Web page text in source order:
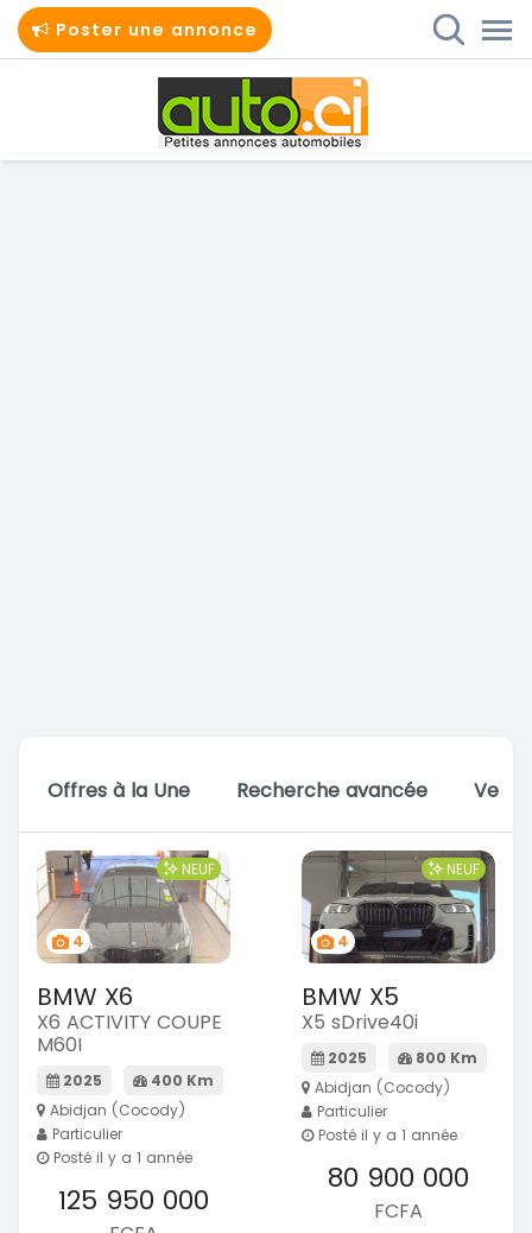
Poster une annonce
Offres à la Une Recherche avancée Vente
4
NEUF
BMW X6
X6 ACTIVITY COUPE
M60I
2025
400 Km
Abidjan (Cocody)
Particulier
Posté il y a 1 année
125 950 000
4
NEUF
BMW X5
X5 sDrive40i
2025
800 Km
Abidjan (Cocody)
Particulier
Posté il y a 1 année
80 900 000
FCFA